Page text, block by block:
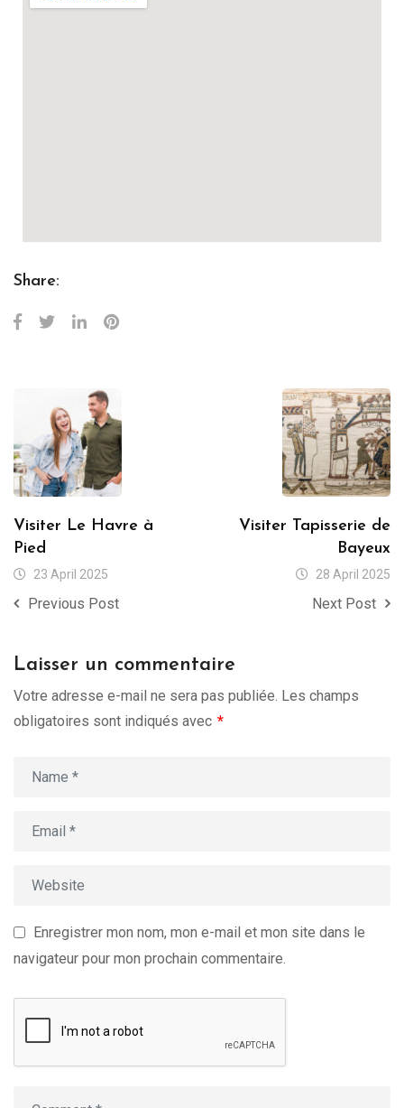
Share:
Visiter Le Havre à
Pied
23 April 2025
Previous Post
Visiter Tapisserie de
Bayeux
28 April 2025
Next Post
Laisser un commentaire
Votre adresse e-mail ne sera pas publiée. Les champs
obligatoires sont indiqués avec *
Enregistrer mon nom, mon e-mail et mon site dans le
navigateur pour mon prochain commentaire.